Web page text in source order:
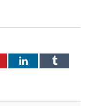
LinkedInTumblr